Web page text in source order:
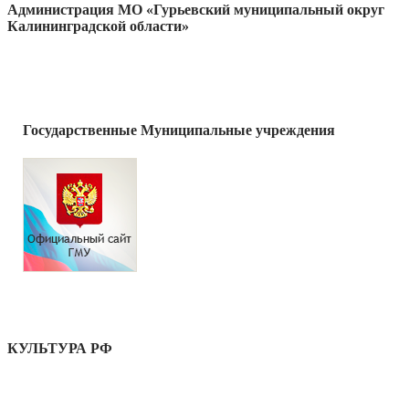
Администрация МО «Гурьевский муниципальный округ
Калининградской области»
Государственные Муниципальные учреждения
КУЛЬТУРА РФ